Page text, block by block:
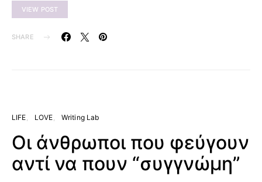
VIEW POST
SHARE
LIFE LOVE Writing Lab
Οι άνθρωποι που φεύγουν
αντί να πουν “συγγνώμη”